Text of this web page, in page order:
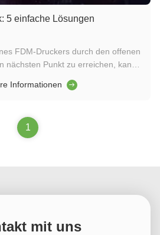
5 einfache Lösungen
FDM-Druckers durch den offenen
nächsten Punkt zu erreichen, kann
haften.Das nennt man "Stringing" im
haarähnliche ...
Informationen
1
mit uns